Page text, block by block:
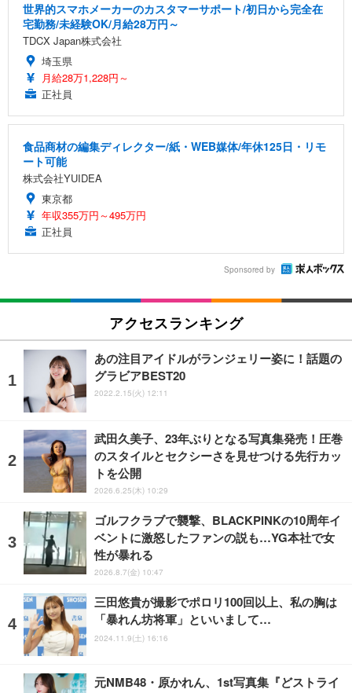
世界的スマホメーカーのカスタマーサポート/初日から完全在
宅勤務/未経験OK/月給28万円～
TDCX Japan株式会社
埼玉県
月給28万1,228円～
正社員
食品商材の編集ディレクター/紙・WEB媒体/年休125日・リモ
ート可能
株式会社YUIDEA
東京都
年収355万円～495万円
正社員
Sponsored by
アクセスランキング
あの注目アイドルがランジェリー姿に！話題の
グラビアBEST20
2022.2.15(火) 12:11
武田久美子、23年ぶりとなる写真集発売！圧巻
のスタイルとセクシーさを見せつける先行カッ
トを公開
2026.6.25(木) 10:29
ゴルフクラブで襲撃、BLACKPINKの10周年イ
ベントに激怒したファンの説も…YG本社で女
性が暴れる
2026.8.7(金) 10:47
三田悠貴が撮影でポロリ100回以上、私の胸は
「暴れん坊将軍」といいまして…
2024.11.9(土) 16:16
元NMB48・原かれん、1st写真集『どストライ